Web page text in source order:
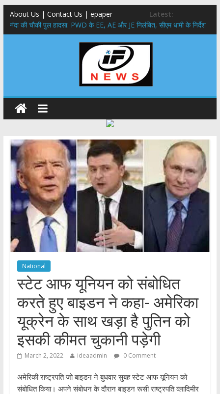
About Us | Contact Us | epaper
Latest:
नंदा की चौकी पुल हादसा: PWD के EE, AE और JE निलंबित, सीएम धामी के निर्देश
पर सख्त कार्रवाई
सरकारी नीतियों में शामिल किए जाएंगे छात्र – छात्राओं के सुझाव ,मुख्यमंत्री युवा
विद्यार्थी मंथन कार्यक्रम में शामिल हुए सीएम पुष्कर सिंह धामी
उत्तराखंड में बढ़ेंगे राजस्व के स्रोत: इको-टूरिज्म, कार्बन क्रेडिट और जड़ी-बूटी आय
मुख्यमंत्री ने उत्तराखण्ड क्षत्रिय कल्याण समिति की वेबसाइट एवं क्षत्रिय जागरण
स्मारिका का किया विमोचन
मुख्यमंत्री ने हर घर तिरंगा यात्रा कार्यक्रम में किया प्रतिभाग,मुख्यमंत्री ने
प्रदेशवासियों से स्वतंत्रता दिवस पर अपने घरों में तिरंगा फहराने का किया आवाह्न
National
स्टेट आफ यूनियन को संबोधित
करते हुए बाइडन ने कहा- अमेरिका
यूक्रेन के साथ खड़ा है पुतिन को
इसकी कीमत चुकानी पड़ेगी
March 2, 2022 ideaadmin 0 Comment
अमेरिकी राष्ट्रपति जो बाइडन ने बुधवार सुबह स्टेट आफ यूनियन को
संबोधित किया। अपने संबोधन के दौरान बाइडन रूसी राष्ट्रपति व्लादिमीर